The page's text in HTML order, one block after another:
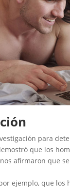
para
que los
afirmaron que
ejemplo, que